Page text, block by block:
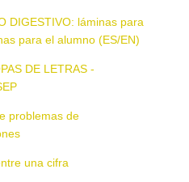
DIGESTIVO: láminas para
para el alumno (ES/EN)
DE LETRAS -
problemas de
una cifra